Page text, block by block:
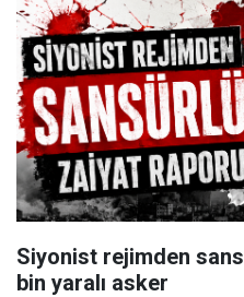
Siyonist rejimden
bin yaralı asker